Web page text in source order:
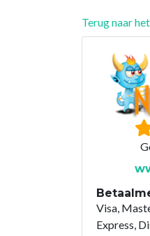
Terug naar
Visa,
Express,